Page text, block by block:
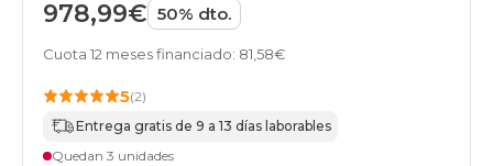
978,99€ 50% dto.
Cuota 12 meses financiado: 81,58€
5(2)
Entrega gratis de 9 a 13 días laborables
Quedan 3 unidades